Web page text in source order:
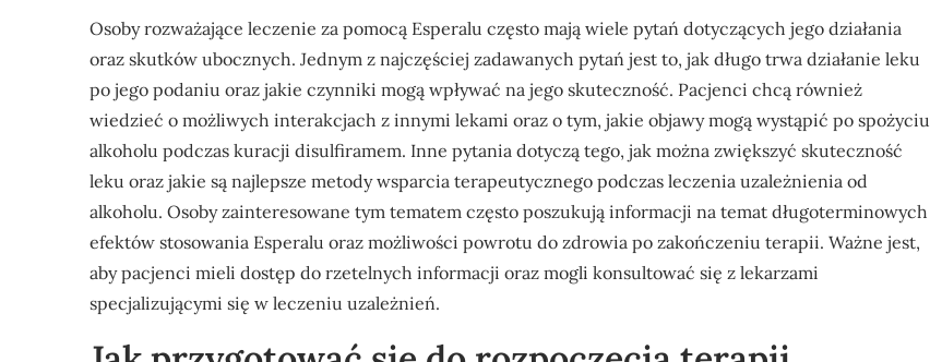
Osoby rozważające leczenie za pomocą Esperalu często mają wiele pytań dotyczących jego działania
oraz skutków ubocznych. Jednym z najczęściej zadawanych pytań jest to, jak długo trwa działanie leku
po jego podaniu oraz jakie czynniki mogą wpływać na jego skuteczność. Pacjenci chcą również
wiedzieć o możliwych interakcjach z innymi lekami oraz o tym, jakie objawy mogą wystąpić po spożyciu
alkoholu podczas kuracji disulfiramem. Inne pytania dotyczą tego, jak można zwiększyć skuteczność
leku oraz jakie są najlepsze metody wsparcia terapeutycznego podczas leczenia uzależnienia od
alkoholu. Osoby zainteresowane tym tematem często poszukują informacji na temat długoterminowych
efektów stosowania Esperalu oraz możliwości powrotu do zdrowia po zakończeniu terapii. Ważne jest,
aby pacjenci mieli dostęp do rzetelnych informacji oraz mogli konsultować się z lekarzami
specjalizującymi się w leczeniu uzależnień.